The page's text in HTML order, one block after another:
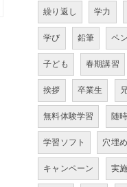
繰り返し 学力
学び 鉛筆 ペ
子ども 春期講習
挨拶 卒業生
無料体験学習 随時
学習ソフト 穴埋め
キャンペーン 実施